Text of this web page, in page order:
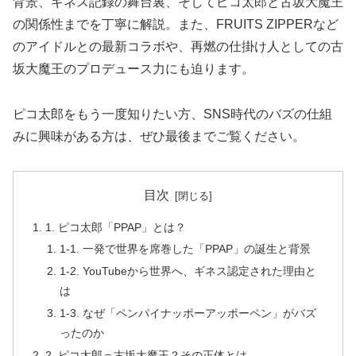
の関係性までを丁寧に解説。また、FRUITS ZIPPERなど
のアイドルとの最新コラボや、再燃の仕掛け人としての古
坂大魔王のプロデュース力にも迫ります。
ピコ太郎をもう一度知りたい方、SNS時代のバズの仕組
みに興味がある方は、ぜひ最後までご覧ください。
目次
1. ピコ太郎「PPAP」とは？
1-1. 一発で世界を席巻した「PPAP」の誕生と背景
1-2. YouTubeから世界へ、ギネス認定された理由と
は
1-3. なぜ「ペンパイナッポーアッポーペン」がバズ
ったのか